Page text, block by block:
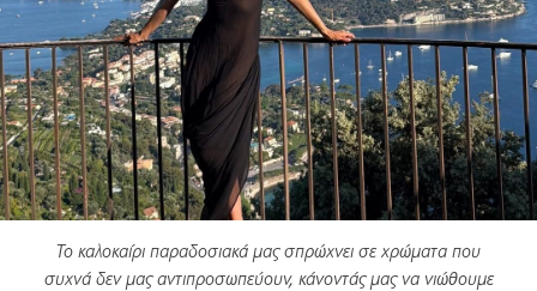
Το καλοκαίρι παραδοσιακά μας σπρώχνει σε χρώματα που
συχνά δεν μας αντιπροσωπεύουν, κάνοντάς μας να νιώθουμε